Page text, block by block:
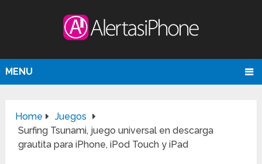
MENU
Home
Juegos
Surfing Tsunami, juego universal en descarga
grautita para iPhone, iPod Touch y iPad